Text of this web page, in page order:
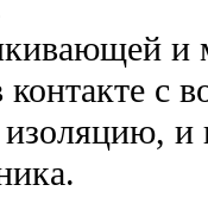
и
с
и